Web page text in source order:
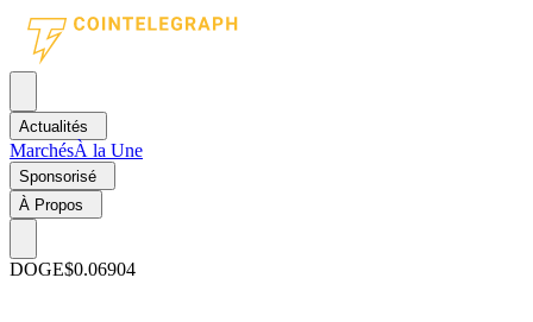
Actualités
MarchésÀ la Une
Sponsorisé
À Propos
DOGE$0.06904